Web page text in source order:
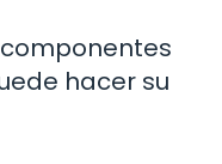
hacer su